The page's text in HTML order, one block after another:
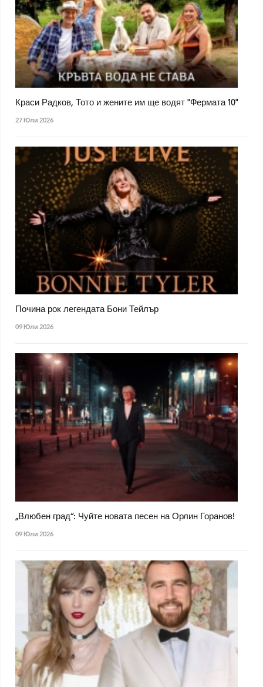
Краси Радков, Тото и жените им ще водят "Фермата 10"
27 Юли 2026
Почина рок легендата Бони Тейлър
09 Юли 2026
„Влюбен град“: Чуйте новата песен на Орлин Горанов!
09 Юли 2026